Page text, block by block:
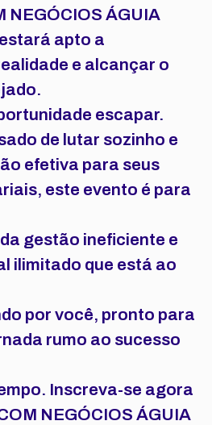
NEGÓCIOS ÁGUIA
apto a
e alcançar o
escapar.
de lutar sozinho e
efetiva para seus
este evento é para
gestão ineficiente e
ilimitado que está ao
por você, pronto para
rumo ao sucesso
Inscreva-se agora
NEGÓCIOS ÁGUIA